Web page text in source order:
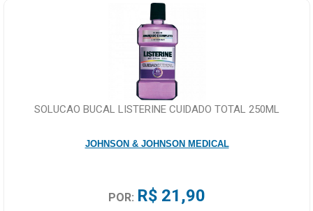
SOLUCAO BUCAL LISTERINE CUIDADO TOTAL 250ML
JOHNSON & JOHNSON MEDICAL
POR: R$ 21,90